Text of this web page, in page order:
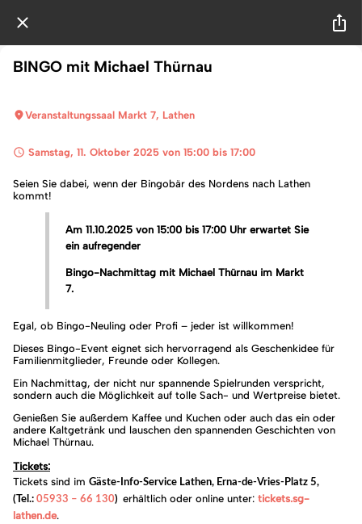
BINGO mit Michael Thürnau
Veranstaltungssaal Markt 7, Lathen
Samstag, 11. Oktober 2025 von 15:00 bis 17:00
Seien Sie dabei, wenn der Bingobär des Nordens nach Lathen
kommt!
Am 11.10.2025 von 15:00 bis 17:00 Uhr erwartet Sie
ein aufregender
Bingo-Nachmittag mit Michael Thürnau im Markt
7.
Egal, ob Bingo-Neuling oder Profi – jeder ist willkommen!
Dieses Bingo-Event eignet sich hervorragend als Geschenkidee für
Familienmitglieder, Freunde oder Kollegen.
Ein Nachmittag, der nicht nur spannende Spielrunden verspricht,
sondern auch die Möglichkeit auf tolle Sach- und Wertpreise bietet.
Genießen Sie außerdem Kaffee und Kuchen oder auch das ein oder
andere Kaltgetränk und lauschen den spannenden Geschichten von
Michael Thürnau.
Tickets:
Tickets sind im Gäste-Info-Service Lathen, Erna-de-Vries-Platz 5,
(Tel.: 05933 – 66 130) erhältlich oder online unter: tickets.sg-
lathen.de.